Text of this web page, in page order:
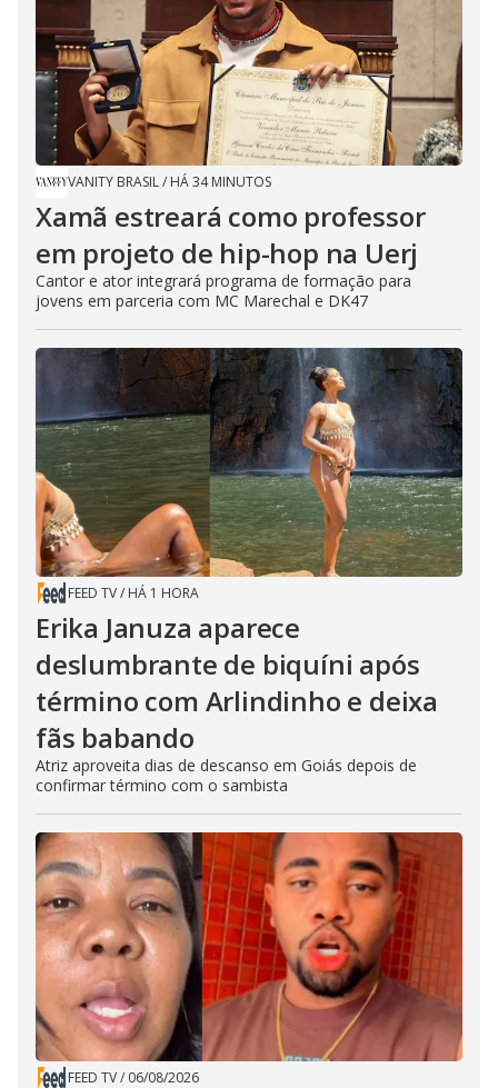
VANITY BRASIL/ HÁ 34 MINUTOS
Xamã estreará como professor
em projeto de hip-hop na Uerj
Cantor e ator integrará programa de formação para
jovens em parceria com MC Marechal e DK47
FEED TV/ HÁ 1 HORA
Erika Januza aparece
deslumbrante de biquíni após
término com Arlindinho e deixa
fãs babando
Atriz aproveita dias de descanso em Goiás depois de
confirmar término com o sambista
FEED TV/ 06/08/2026